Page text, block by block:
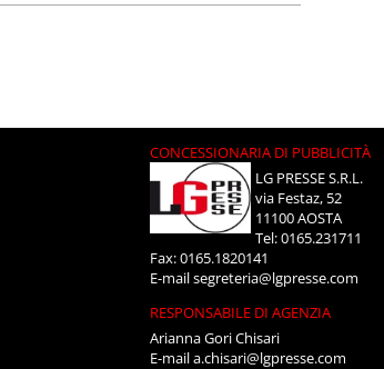
CONCESSIONARIA DI PUBBLICITÀ
LG PRESSE S.R.L.
via Festaz, 52
11100 AOSTA
Tel: 0165.231711
Fax: 0165.1820141
E-mailsegreteria@lgpresse.com
RESPONSABILE DI AGENZIA
Arianna Gori Chisari
E-maila.chisari@lgpresse.com